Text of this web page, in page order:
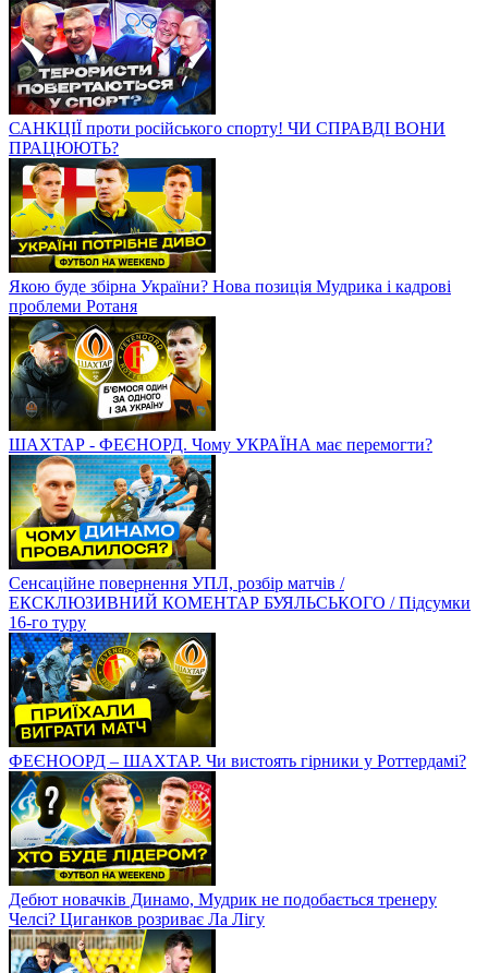
САНКЦІЇ проти російського спорту! ЧИ СПРАВДІ ВОНИ
ПРАЦЮЮТЬ?
Якою буде збірна України? Нова позиція Мудрика і кадрові
проблеми Ротаня
ШАХТАР - ФЕЄНОРД. Чому УКРАЇНА має перемогти?
Сенсаційне повернення УПЛ, розбір матчів /
ЕКСКЛЮЗИВНИЙ КОМЕНТАР БУЯЛЬСЬКОГО / Підсумки
16-го туру
ФЕЄНООРД – ШАХТАР. Чи вистоять гірники у Роттердамі?
Дебют новачків Динамо, Мудрик не подобається тренеру
Челсі? Циганков розриває Ла Лігу